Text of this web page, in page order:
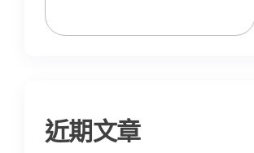
近期文章